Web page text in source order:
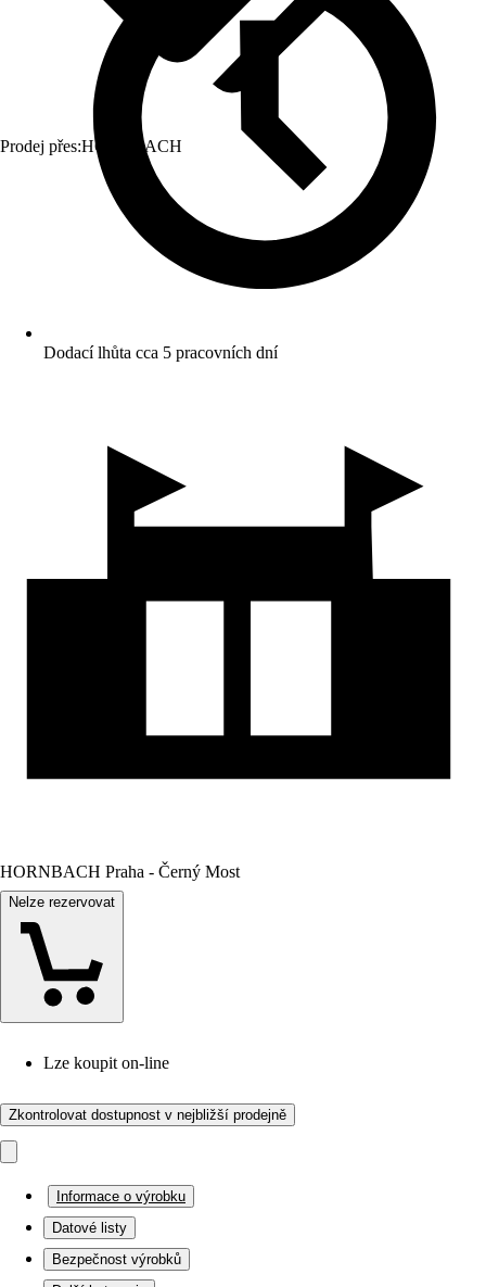
Prodej přes:HORNBACH
Dodací lhůta cca 5 pracovních dní
HORNBACH Praha - Černý Most
Nelze rezervovat
Lze koupit on-line
Zkontrolovat dostupnost v nejbližší prodejně
Informace o výrobku
Datové listy
Bezpečnost výrobků